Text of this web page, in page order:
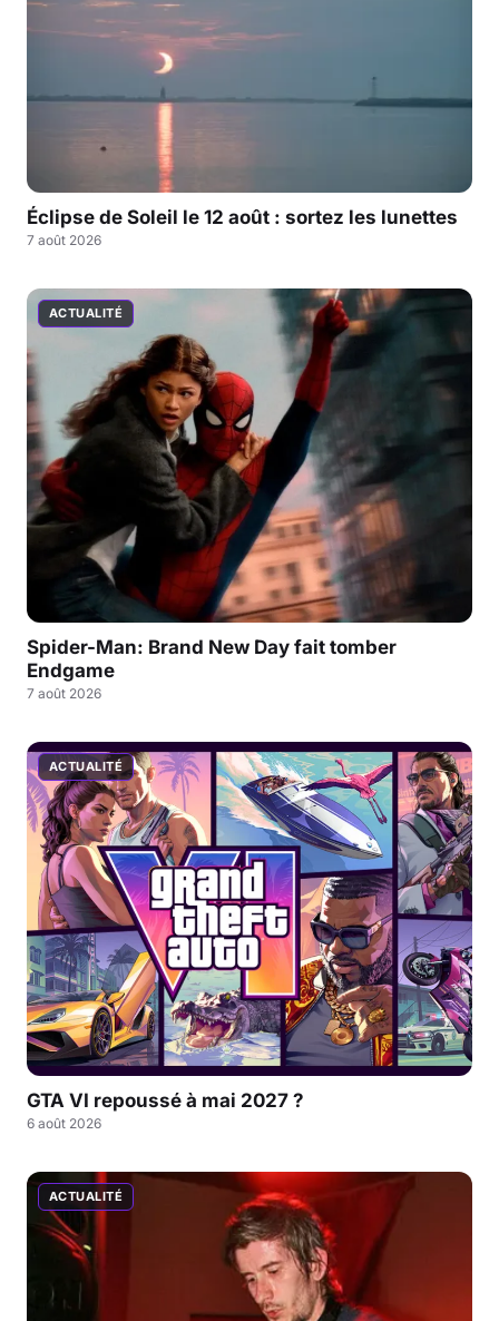
Éclipse de Soleil le 12 août : sortez les lunettes
7 août 2026
ACTUALITÉ
Spider-Man: Brand New Day fait tomber
Endgame
7 août 2026
ACTUALITÉ
GTA VI repoussé à mai 2027 ?
6 août 2026
ACTUALITÉ